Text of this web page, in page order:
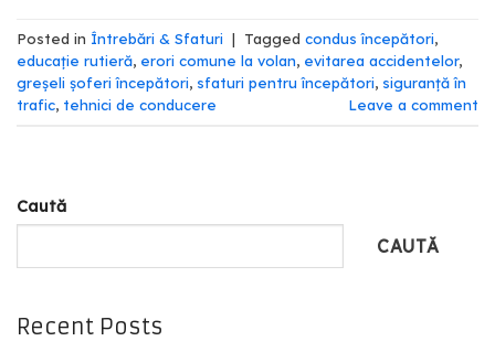
Posted in Întrebări & Sfaturi | Tagged condus începători,
educație rutieră, erori comune la volan, evitarea accidentelor,
greșeli șoferi începători, sfaturi pentru începători, siguranță în
trafic, tehnici de conducere Leave a comment
Caută
CAUTĂ
Recent Posts